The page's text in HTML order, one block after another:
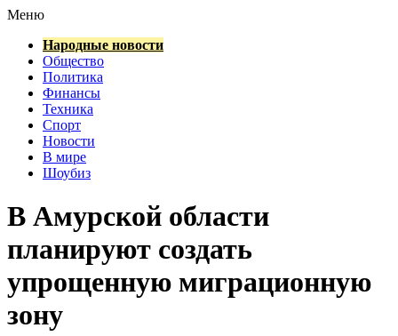
Меню
Народные новости
Общество
Политика
Финансы
Техника
Спорт
Новости
В мире
Шоубиз
В Амурской области
планируют создать
упрощенную миграционную
зону